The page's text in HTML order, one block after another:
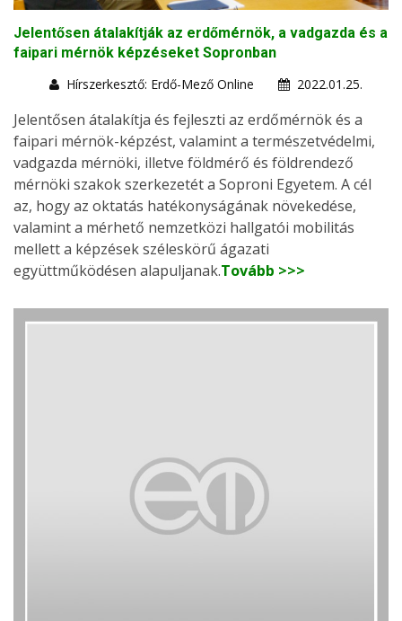
Jelentősen átalakítják az erdőmérnök, a vadgazda és a
faipari mérnök képzéseket Sopronban
Hírszerkesztő: Erdő-Mező Online
2022.01.25.
Jelentősen átalakítja és fejleszti az erdőmérnök és a
faipari mérnök-képzést, valamint a természetvédelmi,
vadgazda mérnöki, illetve földmérő és földrendező
mérnöki szakok szerkezetét a Soproni Egyetem. A cél
az, hogy az oktatás hatékonyságának növekedése,
valamint a mérhető nemzetközi hallgatói mobilitás
mellett a képzések széleskörű ágazati
együttműködésen alapuljanak.Tovább >>>